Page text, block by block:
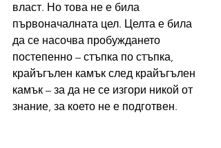
власт. Но това не е била
първоначалната цел. Целта е била
да се насочва пробуждането
постепенно – стъпка по стъпка,
крайъгълен камък след крайъгълен
камък – за да не се изгори никой от
знание, за което не е подготвен.